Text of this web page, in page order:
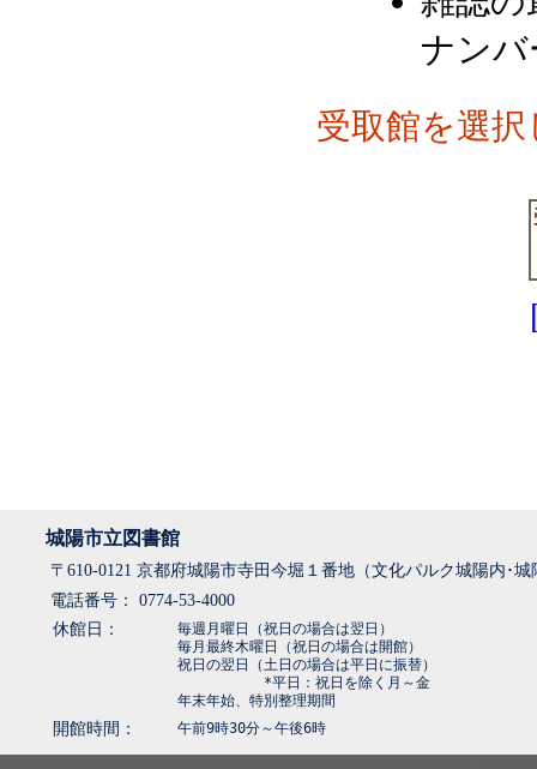
ナン
受取館を選
城陽市立図書館
〒610-0121 京都府城陽市寺田今堀１番地（文化パルク城陽内･
電話番号： 0774-53-4000
休館日：
毎週月曜日（祝日の場合は翌日）
毎月最終木曜日（祝日の場合は開館）
祝日の翌日（土日の場合は平日に振替）
*平日：祝日を除く月～金
年末年始、特別整理期間
開館時間： 午前9時30分～午後6時